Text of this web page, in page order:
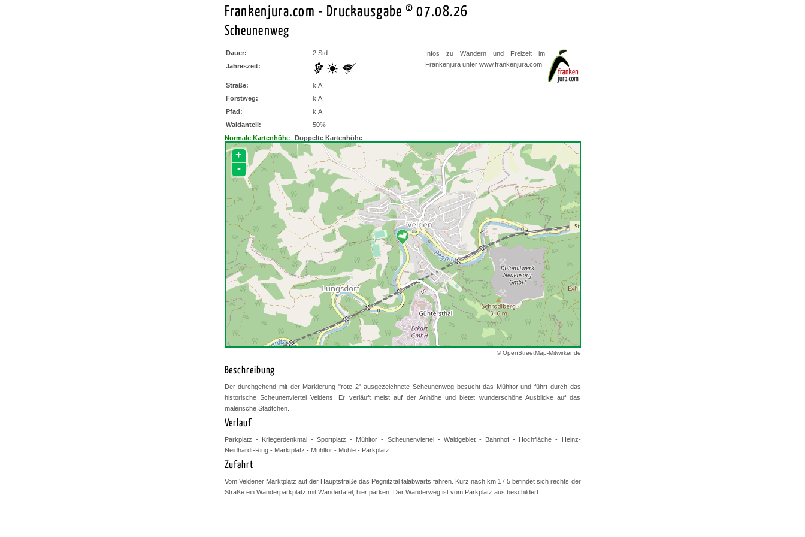
Frankenjura.com - Druckausgabe © 07.08.26
Scheunenweg
Dauer:
2 Std.
Jahreszeit:
Straße:
k.A.
Forstweg:
k.A.
Pfad:
k.A.
Waldanteil:
50%
Infos zu Wandern und Freizeit im
Frankenjura unter www.frankenjura.com
Normale Kartenhöhe Doppelte Kartenhöhe
+
-
© OpenStreetMap-Mitwirkende
Beschreibung
Der durchgehend mit der Markierung "rote 2" ausgezeichnete Scheunenweg besucht das Mühltor und führt durch das
historische Scheunenviertel Veldens. Er verläuft meist auf der Anhöhe und bietet wunderschöne Ausblicke auf das
malerische Städtchen.
Verlauf
Parkplatz - Kriegerdenkmal - Sportplatz - Mühltor - Scheunenviertel - Waldgebiet - Bahnhof - Hochfläche - Heinz-
Neidhardt-Ring - Marktplatz - Mühltor - Mühle - Parkplatz
Zufahrt
Vom Veldener Marktplatz auf der Hauptstraße das Pegnitztal talabwärts fahren. Kurz nach km 17,5 befindet sich rechts der
Straße ein Wanderparkplatz mit Wandertafel, hier parken. Der Wanderweg ist vom Parkplatz aus beschildert.